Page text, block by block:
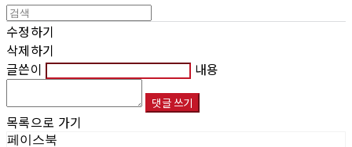
수정하기
삭제하기
글쓴이
내용
댓글 쓰기
목록으로 가기
페이스북